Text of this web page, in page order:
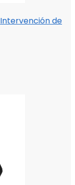
Intervención de